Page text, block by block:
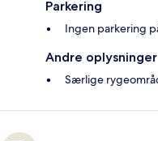
Parkering
Ingen parkering
Andre oplysninger
Særlige